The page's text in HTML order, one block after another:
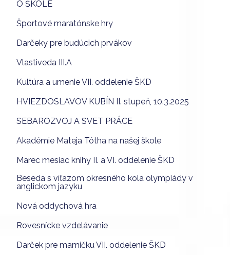
O ŠKOLE
Športové maratónske hry
Darčeky pre budúcich prvákov
Vlastiveda III.A
Kultúra a umenie VII. oddelenie ŠKD
HVIEZDOSLAVOV KUBÍN II. stupeň, 10.3.2025
SEBAROZVOJ A SVET PRÁCE
Akadémie Mateja Tótha na našej škole
Marec mesiac knihy II. a VI. oddelenie ŠKD
Beseda s víťazom okresného kola olympiády v
anglickom jazyku
Nová oddychová hra
Rovesnícke vzdelávanie
Darček pre mamičku VII. oddelenie ŠKD